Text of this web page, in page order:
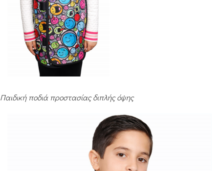
Παιδική ποδιά προστασίας διπλής όψης